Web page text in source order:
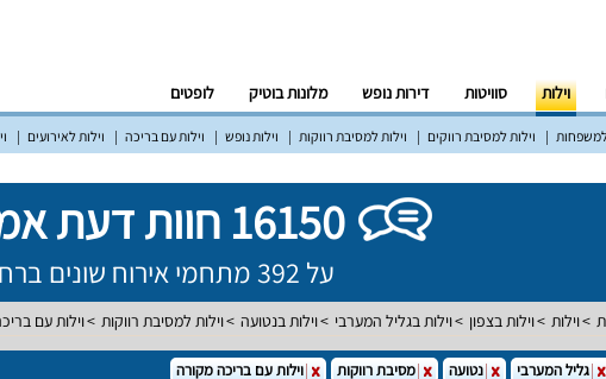
וילות סוויטות דירות נופש מלונות בוטיק לופטים
למשפחות וילות למסיבת רווקים וילות למסיבת רווקות וילות נופש וילות עם בריכה וילות לאירועים
16150 חוות דעת אמיתיות!
על 392 מתחמי אירוח שונים ברחבי הארץ
וילות וילות בצפון וילות בגליל המערבי וילות בנטועה וילות למסיבת רווקות וילות עם
גליל המערבי נטועה מסיבת רווקות וילות עם בריכה מקורה